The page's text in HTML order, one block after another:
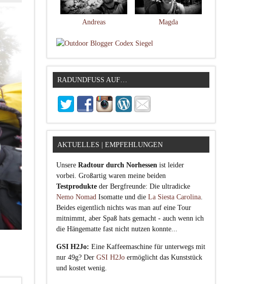
Andreas Magda
RADUNDFUSS AUF…
AKTUELLES | EMPFEHLUNGEN
UnsereRadtour durch Norhessen ist leider
vorbei. Großartig waren meine beiden
Testprodukte der Bergfreunde: Die ultradicke
Nemo Nomad Isomatte und dieLa Siesta Carolina
Beides eigentlich nichts was man auf eine Tour
mitnimmt, aber Spaß hats gemacht - auch wenn ich
die Hängematte fast nicht nutzen konnte...
GSI H2Jo:Eine Kaffeemaschine für unterwegs mit
nur 49g? DerGSI H2Jo ermöglicht das Kunststück
und kostet wenig.